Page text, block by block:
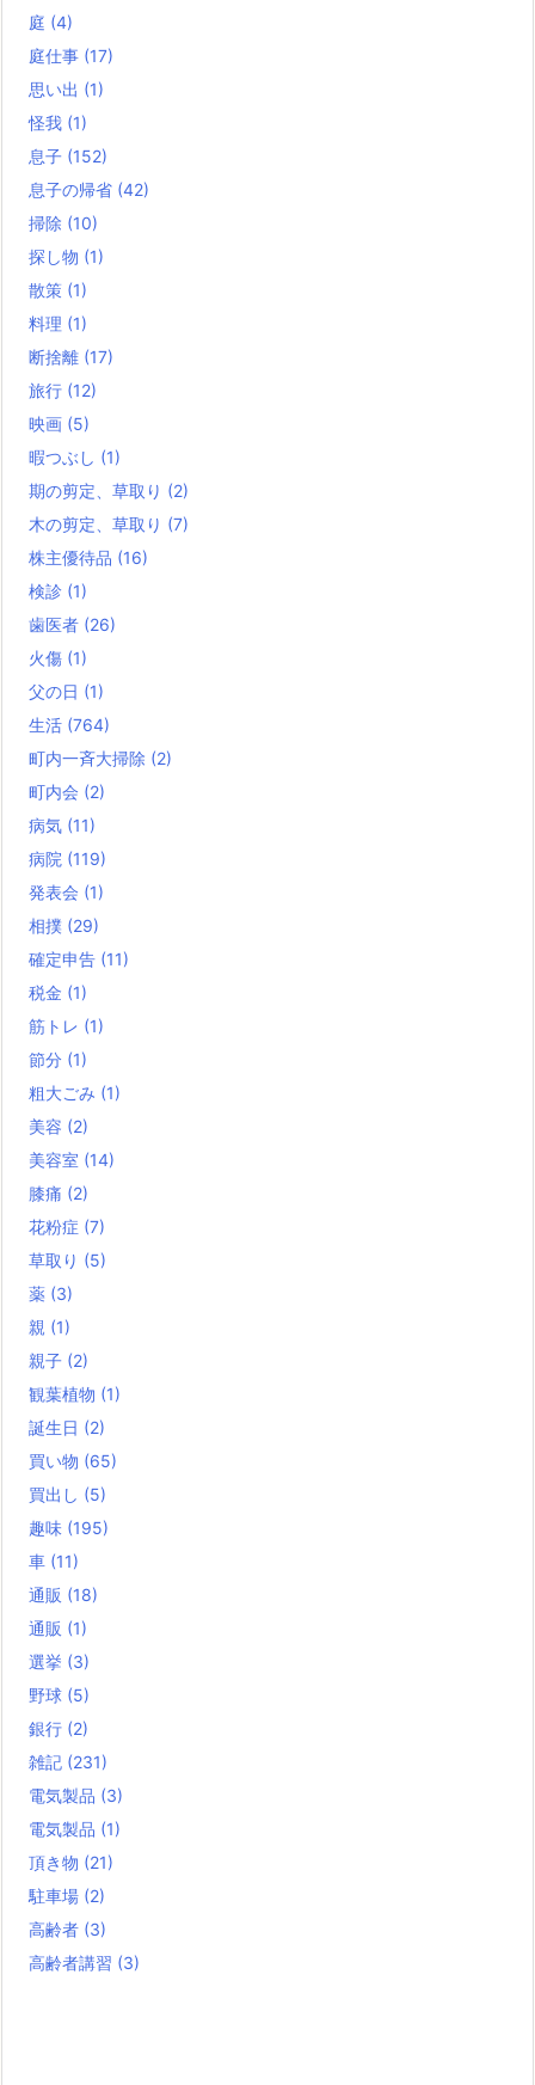
庭 (4)
庭仕事 (17)
思い出 (1)
怪我 (1)
息子 (152)
息子の帰省 (42)
掃除 (10)
探し物 (1)
散策 (1)
料理 (1)
断捨離 (17)
旅行 (12)
映画 (5)
暇つぶし (1)
期の剪定、草取り (2)
木の剪定、草取り (7)
株主優待品 (16)
検診 (1)
歯医者 (26)
火傷 (1)
父の日 (1)
生活 (764)
町内一斉大掃除 (2)
町内会 (2)
病気 (11)
病院 (119)
発表会 (1)
相撲 (29)
確定申告 (11)
税金 (1)
筋トレ (1)
節分 (1)
粗大ごみ (1)
美容 (2)
美容室 (14)
膝痛 (2)
花粉症 (7)
草取り (5)
薬 (3)
親 (1)
親子 (2)
観葉植物 (1)
誕生日 (2)
買い物 (65)
買出し (5)
趣味 (195)
車 (11)
通販 (18)
通販 (1)
選挙 (3)
野球 (5)
銀行 (2)
雑記 (231)
電気製品 (3)
電気製品 (1)
頂き物 (21)
駐車場 (2)
高齢者 (3)
高齢者講習 (3)